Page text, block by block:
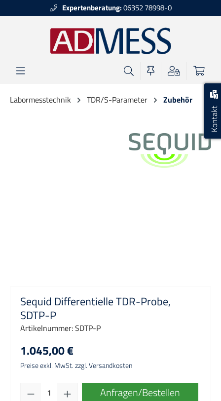
Kontakt
Expertenberatung:06352 78998-0
Labormesstechnik TDR/S-Parameter Zubehör
Sequid Differentielle TDR-Probe,
SDTP-P
Artikelnummer:SDTP-P
1.045,00 €
Preise exkl. MwSt. zzgl. Versandkosten
Produkt Anzahl: Gib den gewünschten
Anfragen/Bestellen